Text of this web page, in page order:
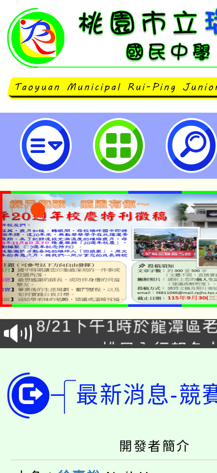
neilrpjhstyc網站設計者：徐嘉
「本色祭」8/29、30在
場熱烈登場!
8/21下午1時於龍潭區
徵才活動。
YOUNG桃局內行報名
開!
115年桃園市運動會8/
田徑場及游泳池舉行。
桃園市低收入戶享有免
視費優惠，中低收入戶
大園自造教育及科技
份教師增能研習
大溪自造教育及科技中
最新消息-競
開發者簡介